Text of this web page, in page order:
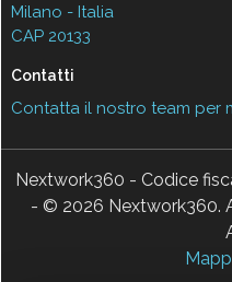
Milano - Italia
CAP 20133
Contatti
Contatta il nostro team per
Nextwork360 - Codice
- © 2026 Nextwork360.